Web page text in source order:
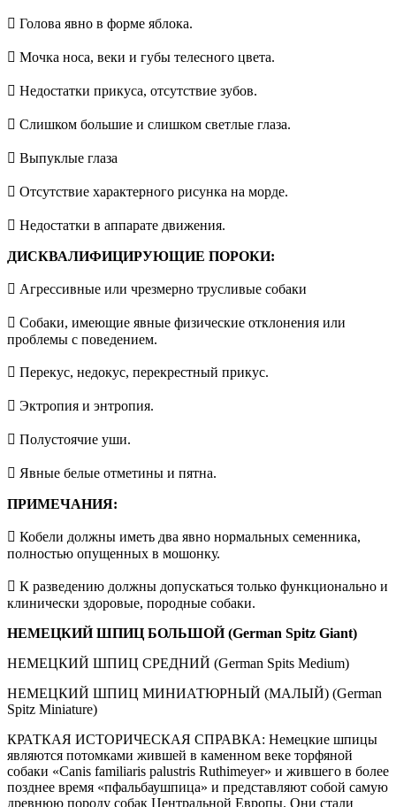
 Голова явно в форме яблока.
 Мочка носа, веки и губы телесного цвета.
 Недостатки прикуса, отсутствие зубов.
 Слишком большие и слишком светлые глаза.
 Выпуклые глаза
 Отсутствие характерного рисунка на морде.
 Недостатки в аппарате движения.
ДИСКВАЛИФИЦИРУЮЩИЕ ПОРОКИ:
 Агрессивные или чрезмерно трусливые собаки
 Собаки, имеющие явные физические отклонения или
проблемы с поведением.
 Перекус, недокус, перекрестный прикус.
 Эктропия и энтропия.
 Полустоячие уши.
 Явные белые отметины и пятна.
ПРИМЕЧАНИЯ:
 Кобели должны иметь два явно нормальных семенника,
полностью опущенных в мошонку.
 К разведению должны допускаться только функционально и
клинически здоровые, породные собаки.
НЕМЕЦКИЙ ШПИЦ БОЛЬШОЙ (German Spitz Giant)
НЕМЕЦКИЙ ШПИЦ СРЕДНИЙ (German Spits Medium)
НЕМЕЦКИЙ ШПИЦ МИНИАТЮРНЫЙ (МАЛЫЙ) (German
Spitz Miniature)
КРАТКАЯ ИСТОРИЧЕСКАЯ СПРАВКА: Немецкие шпицы
являются потомками жившей в каменном веке торфяной
собаки «Canis familiaris palustris Ruthimeyer» и жившего в более
позднее время «пфальбаушпица» и представляют собой самую
древнюю породу собак Центральной Европы. Они стали